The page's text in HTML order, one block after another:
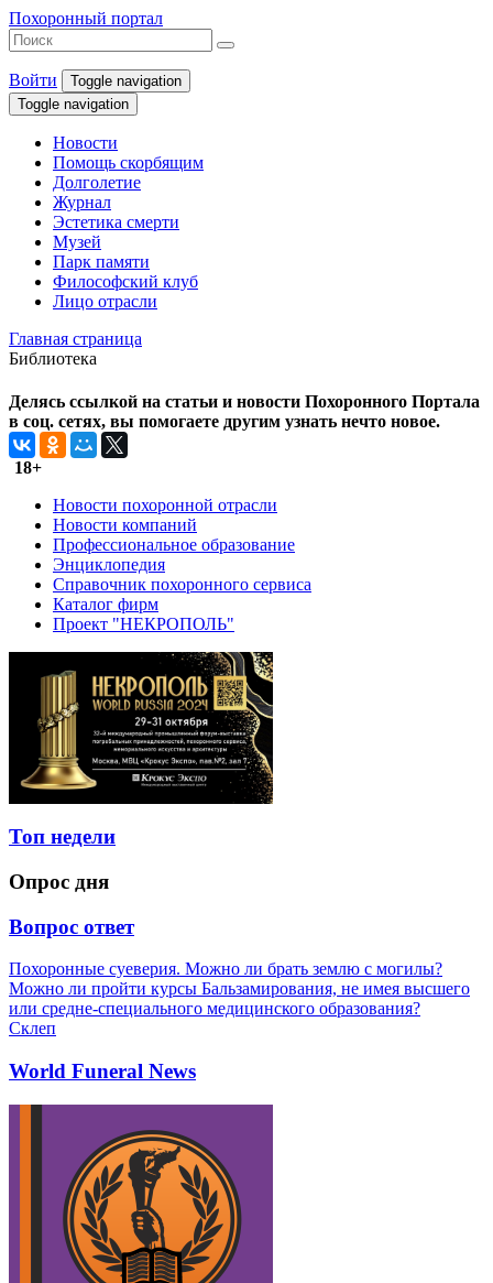
Похоронный портал
Войти
Toggle navigation
Toggle navigation
Новости
Помощь скорбящим
Долголетие
Журнал
Эстетика смерти
Музей
Парк памяти
Философский клуб
Лицо отрасли
Главная страница
Библиотека
Делясь ссылкой на статьи и новости Похоронного Портала
в соц. сетях, вы помогаете другим узнать нечто новое.
18+
Новости похоронной отрасли
Новости компаний
Профессиональное образование
Энциклопедия
Справочник похоронного сервиса
Каталог фирм
Проект "НЕКРОПОЛЬ"
Топ недели
Опрос дня
Вопрос ответ
Похоронные суеверия. Можно ли брать землю с могилы?
Можно ли пройти курсы Бальзамирования, не имея высшего
или средне-специального медицинского образования?
Склеп
World Funeral News